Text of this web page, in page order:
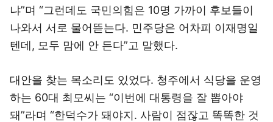
냐”며 “그런데도 국민의힘은 10명 가까이 후보들이
나와서 서로 물어뜯는다. 민주당은 어차피 이재명일
텐데, 모두 맘에 안 든다”고 말했다.
대안을 찾는 목소리도 있었다. 청주에서 식당을 운영
하는 60대 최모씨는 “이번에 대통령을 잘 뽑아야
돼”라며 “한덕수가 돼야지. 사람이 점잖고 똑똑한 것